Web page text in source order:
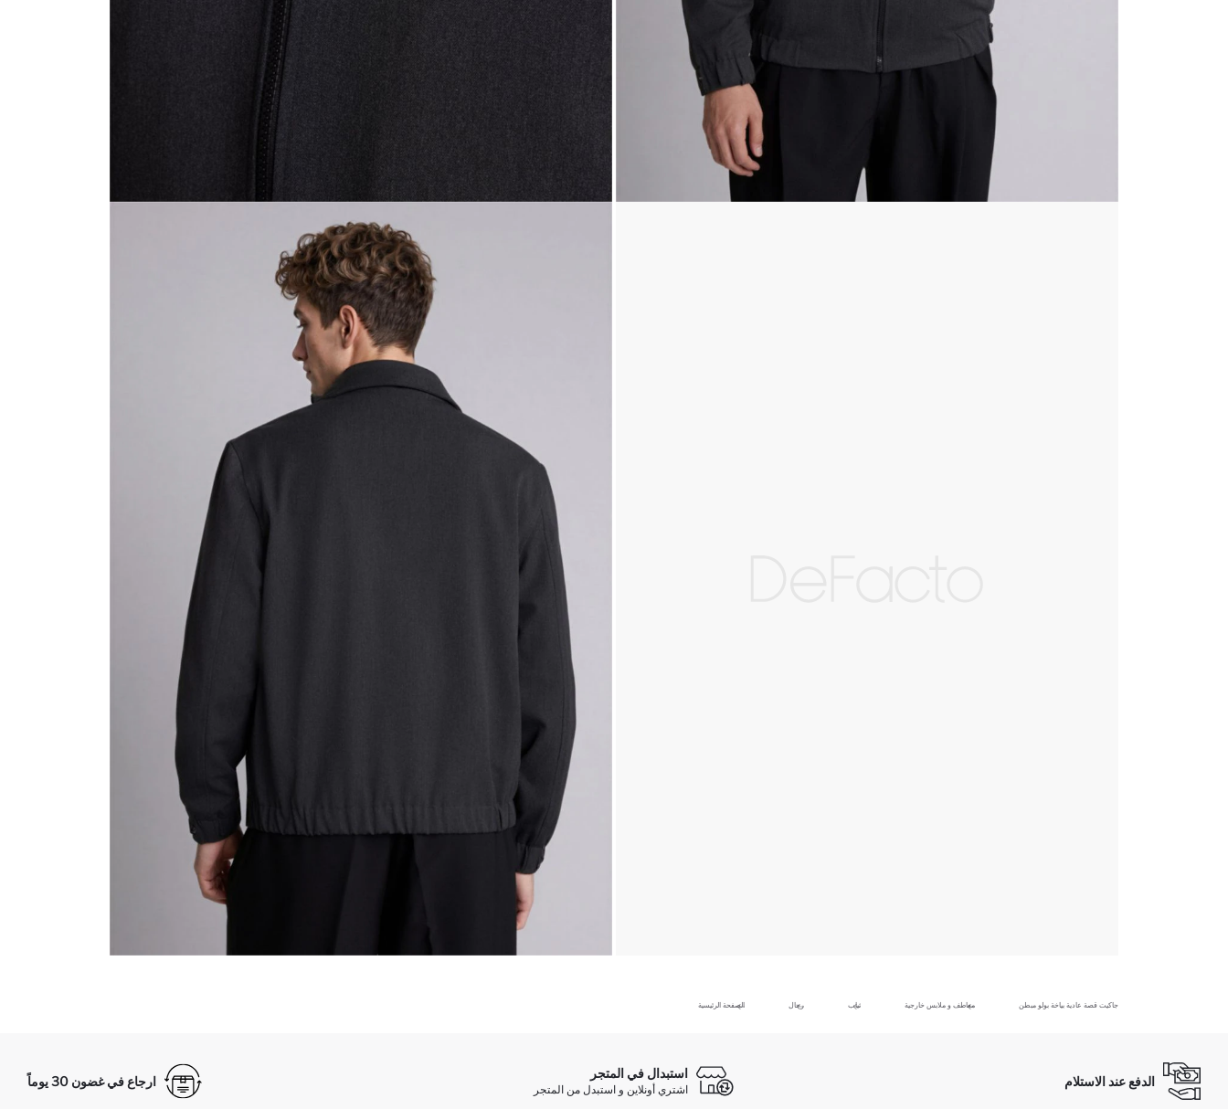
الصفحة الرئيسية رجال ثياب معاطف و ملابس خارجية جاكيت قصة عادية بياخة بولو مبطن
الدفع عند الاستلام
استبدال في المتجر
اشتري أونلاين و استبدل من المتجر
ارجاع في غضون 30 يوماً